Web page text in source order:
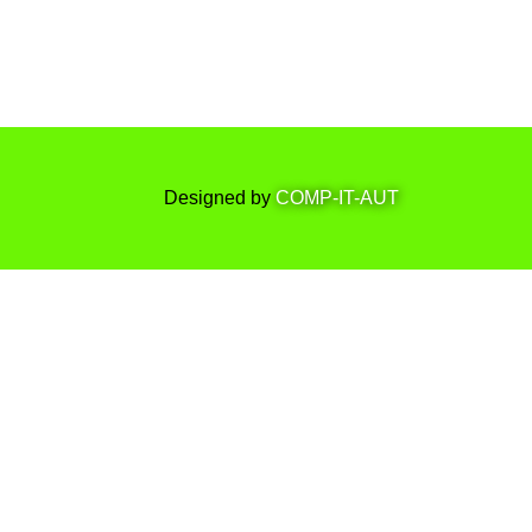
Designed by COMP-IT-AUT